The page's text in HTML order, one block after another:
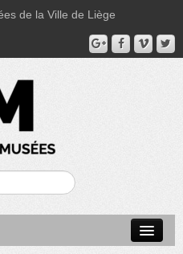
de la Ville de Liège